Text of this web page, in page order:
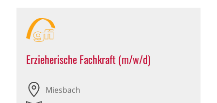
Erzieherische Fachkraft (m/w/d)
Miesbach